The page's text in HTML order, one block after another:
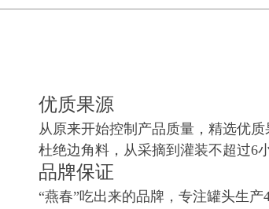
优质果源
从原来开始控制产品质量，精选优质
杜绝边角料，从采摘到灌装不超过6
品牌保证
“燕春”吃出来的品牌，专注罐头生产